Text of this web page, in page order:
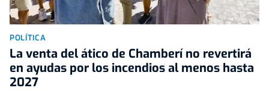
POLÍTICA
La venta del ático de Chamberí no revertirá
en ayudas por los incendios al menos hasta
2027